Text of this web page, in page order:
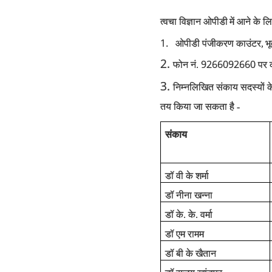
त्वचा विज्ञान ओपीडीमें आने के
1. ओपीडी पंजीकरण काउंटर,
2.फोन नं. 9266092660पर
3.निम्‍नलिखित संकाय सदस्‍यों
तय किया जा सकता है -
संकाय
डॉ वी के शर्मा
डॉ नीना खन्ना
डॉ के. के. वर्मा
डॉ एम रामम
डॉ बी के खैतान